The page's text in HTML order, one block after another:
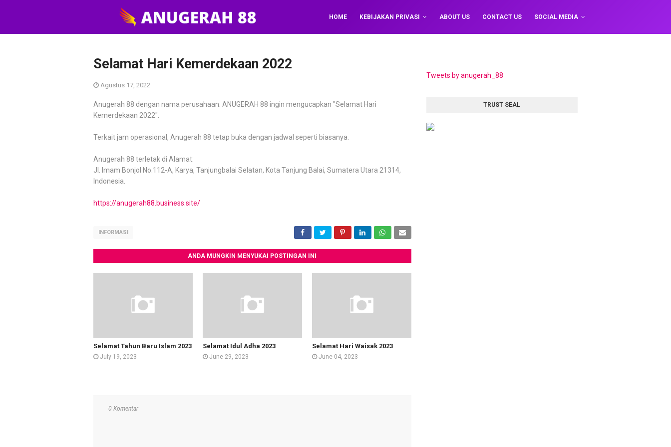
HOME KEBIJAKAN PRIVASI ABOUT US CONTACT US SOCIAL MEDIA
Selamat Hari Kemerdekaan 2022
Agustus 17, 2022
Anugerah 88 dengan nama perusahaan: ANUGERAH 88 ingin mengucapkan "Selamat Hari
Kemerdekaan 2022".
Terkait jam operasional, Anugerah 88 tetap buka dengan jadwal seperti biasanya.
Anugerah 88 terletak di Alamat:
Jl. Imam Bonjol No.112-A, Karya, Tanjungbalai Selatan, Kota Tanjung Balai, Sumatera Utara 21314,
Indonesia.
https://anugerah88.business.site/
INFORMASI
ANDA MUNGKIN MENYUKAI POSTINGAN INI
Selamat Tahun Baru Islam 2023
July 19, 2023
Selamat Idul Adha 2023
June 29, 2023
Selamat Hari Waisak 2023
June 04, 2023
0 Komentar
Tweets by anugerah_88
TRUST SEAL